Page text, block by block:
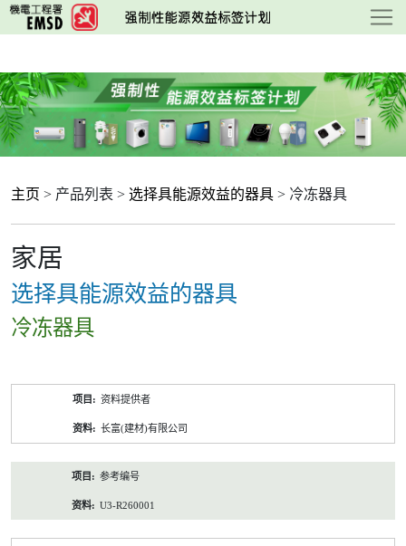
跳
至
要
内
容
主页 > 产品列表 > 选择具能源效益的器具 > 冷冻器具
家居
选择具能源效益的器具
冷冻器具
资料提供者
长富(建材)有限公司
参考编号
U3-R260001